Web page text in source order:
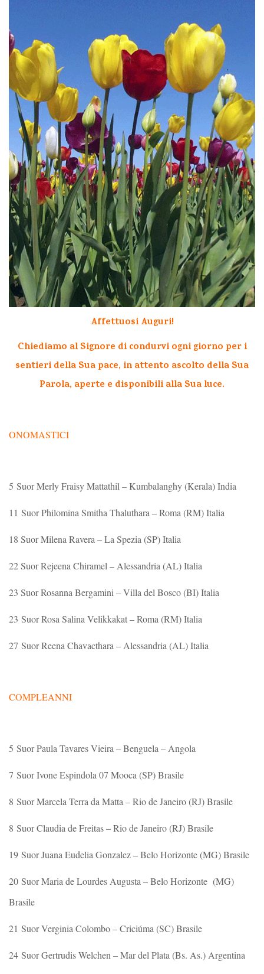
Affettuosi Auguri!
Chiediamo al Signore di condurvi ogni giorno per i
sentieri della Sua pace, in attento ascolto della Sua
Parola, aperte e disponibili alla Sua luce.
ONOMASTICI
5 Suor Merly Fraisy Mattathil – Kumbalanghy (Kerala) India
11 Suor Philomina Smitha Thaluthara – Roma (RM) Italia
18 Suor Milena Ravera – La Spezia (SP) Italia
22 Suor Rejeena Chiramel – Alessandria (AL) Italia
23 Suor Rosanna Bergamini – Villa del Bosco (BI) Italia
23 Suor Rosa Salina Velikkakat – Roma (RM) Italia
27 Suor Reena Chavacthara – Alessandria (AL) Italia
COMPLEANNI
5 Suor Paula Tavares Vieira – Benguela – Angola
7 Suor Ivone Espindola 07 Mooca (SP) Brasile
8 Suor Marcela Terra da Matta – Rio de Janeiro (RJ) Brasile
8 Suor Claudia de Freitas – Rio de Janeiro (RJ) Brasile
19 Suor Juana Eudelia Gonzalez – Belo Horizonte (MG) Brasile
20 Suor Maria de Lourdes Augusta – Belo Horizonte (MG)
Brasile
21 Suor Verginia Colombo – Criciúma (SC) Brasile
24 Suor Gertrudis Welchen – Mar del Plata (Bs. As.) Argentina